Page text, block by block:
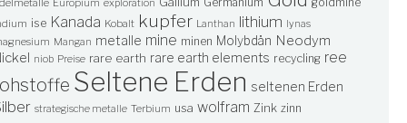
Europium exploration
ise Kanada Kobalt kupfer Lanthan lithium lynas
Mangan metalle mine minen Molybdän Neodym
niob Preise rare earth rare earth elements recycling ree
Seltene Erden seltenen Erden
strategische metalle Terbium usa wolfram Zink zinn